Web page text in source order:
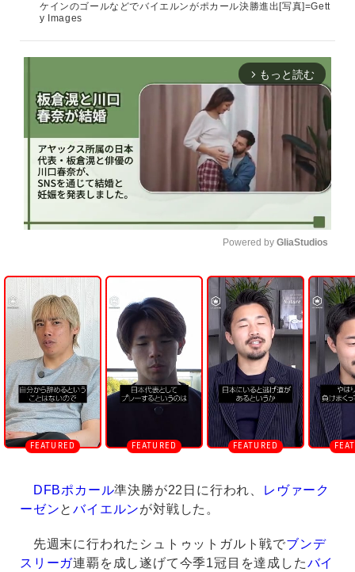
ケインのゴールなどでバイエルンがポカール決勝進出[写真]=Gett
y Images
arrow_forward_ios もっと読む
U
n
m
u
t
e
Powered by GliaStudios
DFBポカール準決勝が22日に行われ、
レヴァーク
ーゼンとバイエルンが対戦した。
先週末に行われたシュトゥットガルト戦でブンデ
スリーガ連覇を成し遂げて今季1冠目を達成したバイ